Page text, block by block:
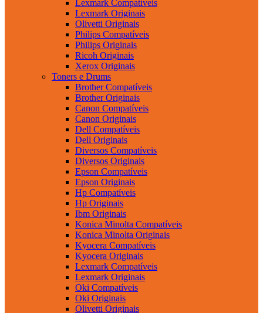
Lexmark Compatíveis
Lexmark Originais
Olivetti Originais
Philips Compatíveis
Philips Originais
Ricoh Originais
Xerox Originais
Toners e Drums
Brother Compatíveis
Brother Originais
Canon Compatíveis
Canon Originais
Dell Compatíveis
Dell Originais
Diversos Compatíveis
Diversos Originais
Epson Compatíveis
Epson Originais
Hp Compatíveis
Hp Originais
Ibm Originais
Konica Minolta Compatíveis
Konica Minolta Originais
Kyocera Compatíveis
Kyocera Originais
Lexmark Compatíveis
Lexmark Originais
Oki Compatíveis
Oki Originais
Olivetti Originais